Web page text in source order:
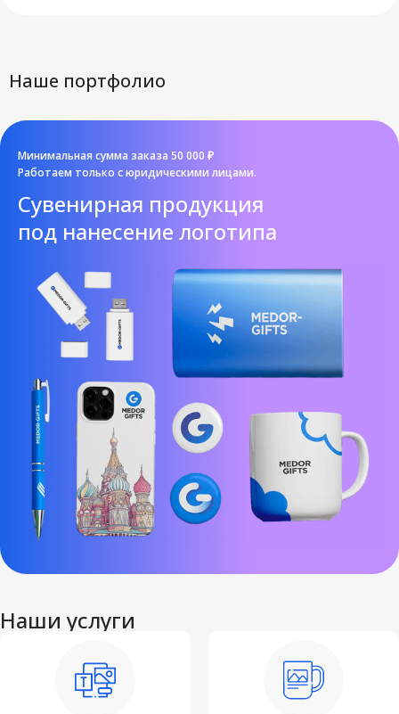
Наше портфолио
Минимальная сумма заказа 50 000 ₽
Работаем только с юридическими лицами.
Cувенирная продукция
под нанесение логотипа
Наши услуги